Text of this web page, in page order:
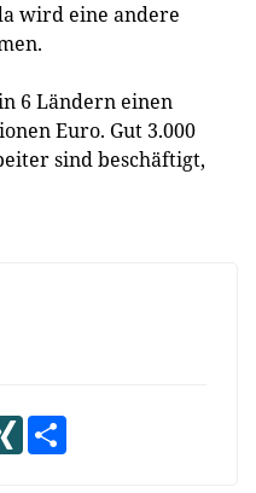
wird eine andere
6 Ländern einen
Euro. Gut 3.000
sind beschäftigt,
XING